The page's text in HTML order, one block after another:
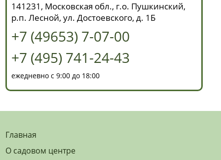
141231, Московская обл., г.о. Пушкинский,
р.п. Лесной, ул. Достоевского, д. 1Б
+7 (49653) 7-07-00
+7 (495) 741-24-43
ежедневно с 9:00 до 18:00
Главная
О садовом центре